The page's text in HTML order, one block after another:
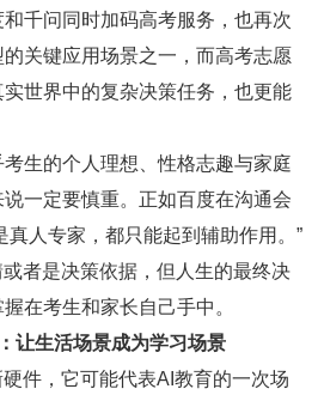
千问同时加码高考服务，也再次
关键应用场景之一，而高考志愿
世界中的复杂决策任务，也更能
生的个人理想、性格志趣与家庭
一定要慎重。正如百度在沟通会
真人专家，都只能起到辅助作用。”
者是决策依据，但人生的最终决
在考生和家长自己手中。
让生活场景成为学习场景
件，它可能代表AI教育的一次场